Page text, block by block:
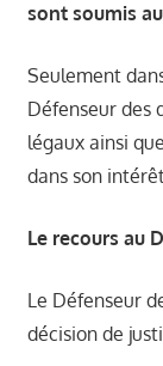
sont soumis
Seulement
Défenseur des
légaux ainsi
dans son
Le recours au
Le Défenseur
décision de